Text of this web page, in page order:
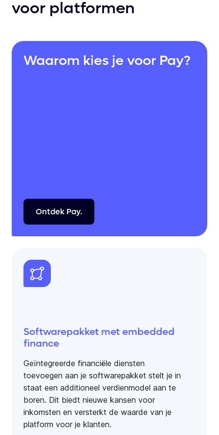
voor platformen
Waarom kies je voor Pay?
Ontdek Pay.
Softwarepakket met embedded
finance
Geïntegreerde financiële diensten
toevoegen aan je softwarepakket stelt je in
staat een additioneel verdienmodel aan te
boren. Dit biedt nieuwe kansen voor
inkomsten en versterkt de waarde van je
platform voor je klanten.